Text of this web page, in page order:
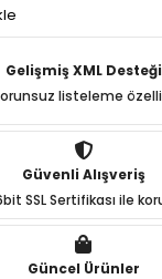
Gelişmiş XML Desteği
listeleme
Güvenli Alışveriş
SSL Sertifikası ile
Güncel Ürünler